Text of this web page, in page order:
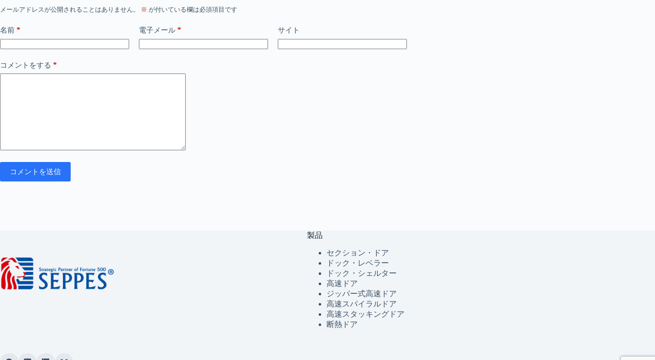
メールアドレスが公開されることはありません。 ※ が付いている欄は必須項目です
名前 * 電子メール * サイト
コメントをする *
コメントを送信
製品
セクション・ドア
ドック・レベラー
ドック・シェルター
高速ドア
ジッパー式高速ドア
高速スパイラルドア
高速スタッキングドア
断熱ドア